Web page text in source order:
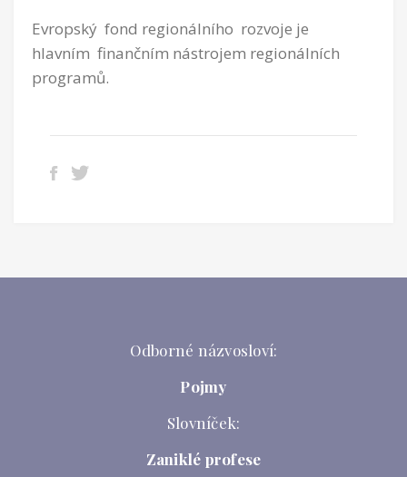
Evropský fond regionálního rozvoje je
hlavním finančním nástrojem regionálních
programů.
Odborné názvosloví:
Pojmy
Slovníček:
Zaniklé profese